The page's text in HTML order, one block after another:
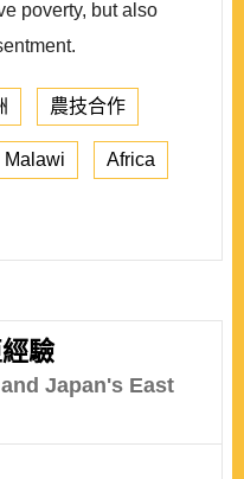
poverty, but also
農技合作
Malawi Africa
驗
Japan's East